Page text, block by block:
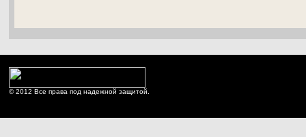
© 2012 Все права под надежной защитой.